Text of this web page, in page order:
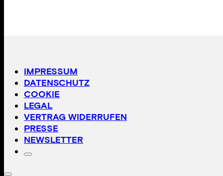
IMPRESSUM
DATENSCHUTZ
COOKIE
LEGAL
VERTRAG WIDERRUFEN
PRESSE
NEWSLETTER